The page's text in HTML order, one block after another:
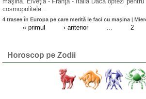
cosmopolitele...
4 trasee în Europa pe care merită le faci cu maşina |
« primul ‹ anterior 2
Horoscop pe Zodii